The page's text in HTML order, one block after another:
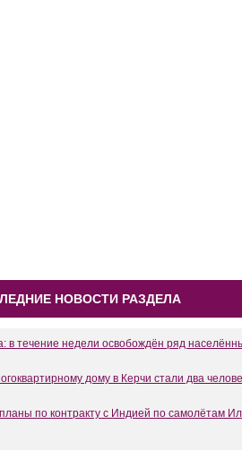
НОВОСТИ РАЗДЕЛА
в течение недели освобождён ряд
дому в Керчи стали два
по контракту с Индией по самолётам